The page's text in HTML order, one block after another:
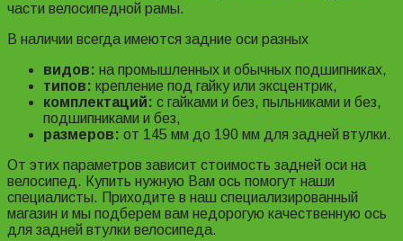
части велосипедной рамы.
В наличии всегда имеются задние оси разных
видов: на промышленных и обычных подшипниках,
типов: крепление под гайку или эксцентрик,
комплектаций: с гайками и без, пыльниками и без,
подшипниками и без,
размеров: от 145 мм до 190 мм для задней втулки.
От этих параметров зависит стоимость задней оси на
велосипед. Купить нужную Вам ось помогут наши
специалисты. Приходите в наш специализированный
магазин и мы подберем вам недорогую качественную ось
для задней втулки велосипеда.